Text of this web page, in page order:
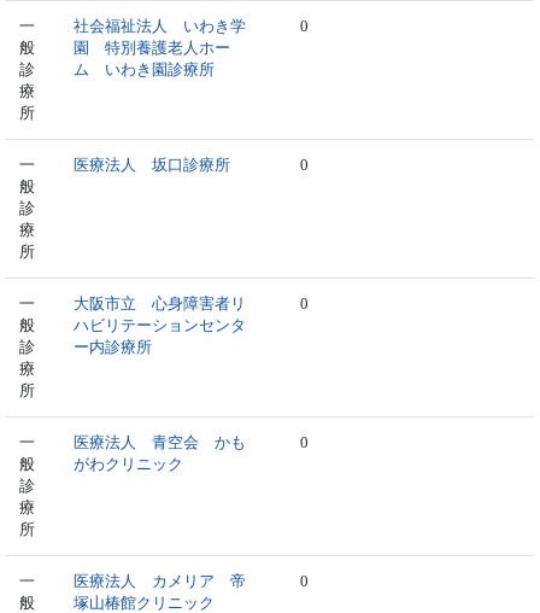
一
般
診
療
所
社会福祉法人 いわき学
園 特別養護老人ホー
ム いわき園診療所
0
一
般
診
療
所
医療法人 坂口診療所 0
一
般
診
療
所
大阪市立 心身障害者リ
ハビリテーションセンタ
ー内診療所
0
一
般
診
療
所
医療法人 青空会 かも
がわクリニック
0
一
般
医療法人 カメリア 帝
塚山椿館クリニック
0